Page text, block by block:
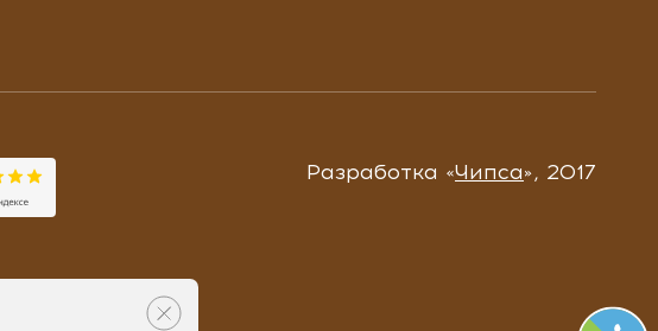
Разработка «Чипса», 2017